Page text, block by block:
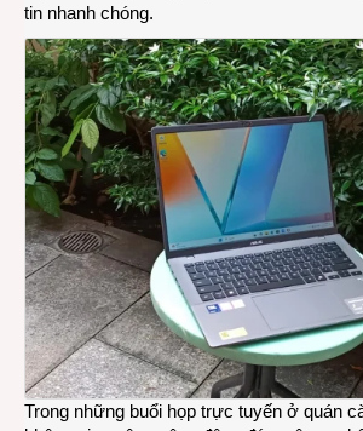
tin nhanh chóng.
Trong những buổi họp trực tuyến ở quán